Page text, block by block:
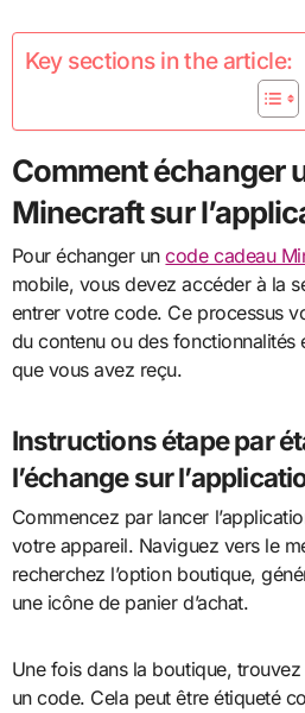
Key sections in the article:
Comment échanger
Minecraft sur
Pour échanger uncode cadeau
mobile, vous devez accéder à la
entrer votre code. Ce processus
du contenu ou des fonctionnalités
que vous avez reçu.
Instructions étape par
l’échange sur
Commencez par lancer
votre appareil. Naviguez vers le
recherchez l’option boutique,
une icône de panier d’achat.
Une fois dans la boutique,
un code. Cela peut être étiqueté